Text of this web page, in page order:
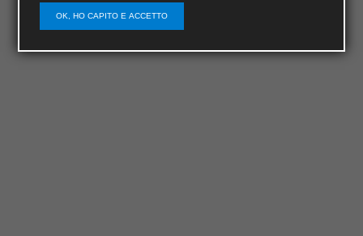
This page doesn't exist
OK, HO CAPITO E ACCETTO